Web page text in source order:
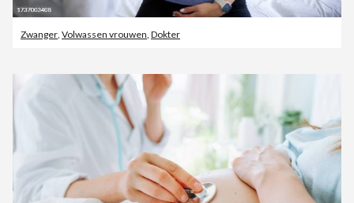
Zwanger Volwassen vrouwen Dokter